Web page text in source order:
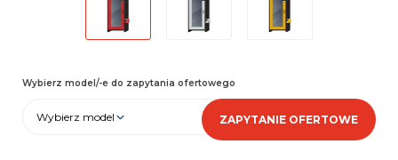
Wybierz model/-e do zapytania ofertowego
Wybierz model ZAPYTANIE OFERTOWE